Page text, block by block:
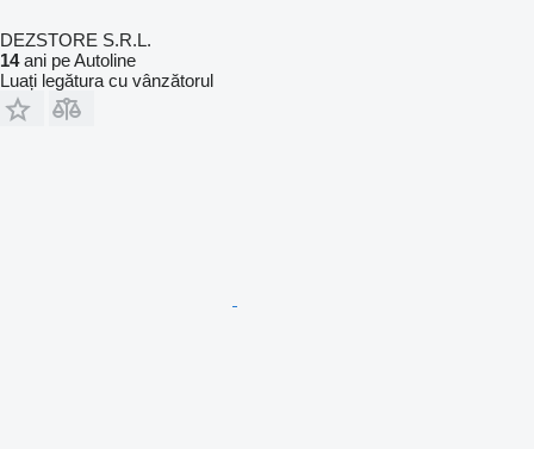
DEZSTORE S.R.L.
14ani pe Autoline
Luați legătura cu vânzătorul